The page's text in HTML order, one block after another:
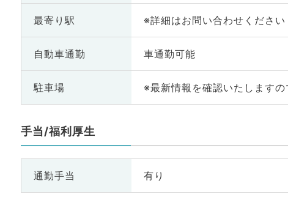
最寄り駅 ※詳細はお問い合わせください
自動車通勤 車通勤可能
駐車場 ※最新情報を確認いたします
手当/福利厚生
通勤手当 有り